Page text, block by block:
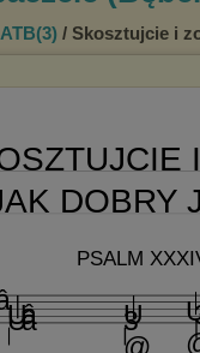
/ Skosztujcie i